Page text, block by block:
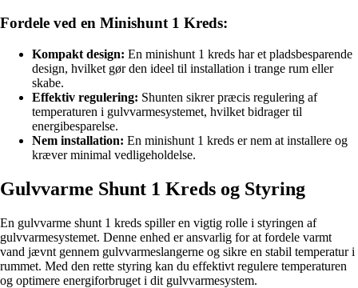
Fordele ved en Minishunt 1 Kreds:
Kompakt design: En minishunt 1 kreds har et pladsbesparende
design, hvilket gør den ideel til installation i trange rum eller
skabe.
Effektiv regulering: Shunten sikrer præcis regulering af
temperaturen i gulvvarmesystemet, hvilket bidrager til
energibesparelse.
Nem installation: En minishunt 1 kreds er nem at installere og
kræver minimal vedligeholdelse.
Gulvvarme Shunt 1 Kreds og Styring
En gulvvarme shunt 1 kreds spiller en vigtig rolle i styringen af
gulvvarmesystemet. Denne enhed er ansvarlig for at fordele varmt
vand jævnt gennem gulvvarmeslangerne og sikre en stabil temperatur i
rummet. Med den rette styring kan du effektivt regulere temperaturen
og optimere energiforbruget i dit gulvvarmesystem.